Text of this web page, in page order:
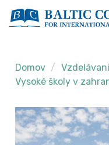
Domov
Vysoké školy v